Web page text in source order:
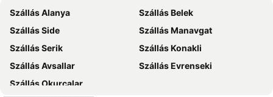
Szállás Alanya
Szállás Belek
Szállás Side
Szállás Manavgat
Szállás Serik
Szállás Konakli
Szállás Avsallar
Szállás Evrenseki
Szállás Okurcalar